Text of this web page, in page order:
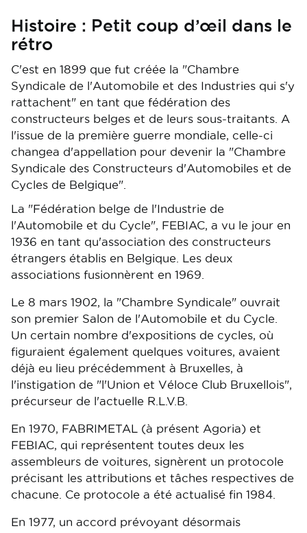
Histoire : Petit coup d’œil dans le
rétro
C'est en 1899 que fut créée la "Chambre
Syndicale de l'Automobile et des Industries qui s'y
rattachent" en tant que fédération des
constructeurs belges et de leurs sous-traitants. A
l'issue de la première guerre mondiale, celle-ci
changea d'appellation pour devenir la "Chambre
Syndicale des Constructeurs d'Automobiles et de
Cycles de Belgique".
La "Fédération belge de l'Industrie de
l'Automobile et du Cycle", FEBIAC, a vu le jour en
1936 en tant qu'association des constructeurs
étrangers établis en Belgique. Les deux
associations fusionnèrent en 1969.
Le 8 mars 1902, la "Chambre Syndicale" ouvrait
son premier Salon de l'Automobile et du Cycle.
Un certain nombre d'expositions de cycles, où
figuraient également quelques voitures, avaient
déjà eu lieu précédemment à Bruxelles, à
l'instigation de "l'Union et Véloce Club Bruxellois",
précurseur de l'actuelle R.L.V.B.
En 1970, FABRIMETAL (à présent Agoria) et
FEBIAC, qui représentent toutes deux les
assembleurs de voitures, signèrent un protocole
précisant les attributions et tâches respectives de
chacune. Ce protocole a été actualisé fin 1984.
En 1977, un accord prévoyant désormais